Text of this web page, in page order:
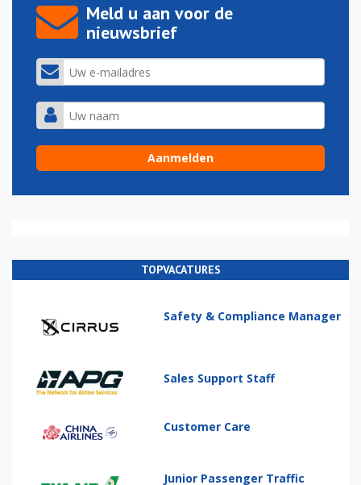
Meld u aan voor de
nieuwsbrief
TOPVACATURES
Safety & Compliance Manager
Sales Support Staff
Customer Care
Junior Passenger Traffic